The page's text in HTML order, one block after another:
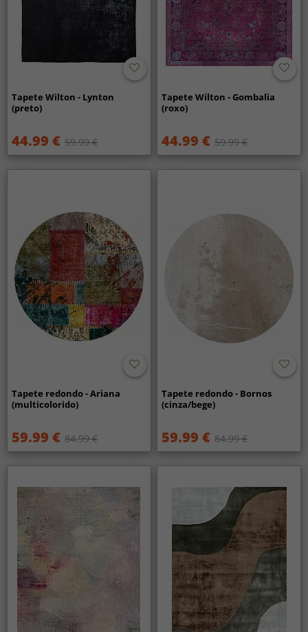
Tapete Wilton - Lynton
(preto)
44.99 € 59.99 €
Tapete Wilton - Gombalia
(roxo)
44.99 € 59.99 €
Tapete redondo - Ariana
(multicolorido)
59.99 € 84.99 €
Tapete redondo - Bornos
(cinza/bege)
59.99 € 84.99 €